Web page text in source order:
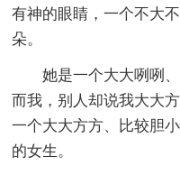
有神的眼睛，一个不大
朵。
她是一个大大咧咧
而我，别人却说我大大
一个大大方方、比较胆
的女生。